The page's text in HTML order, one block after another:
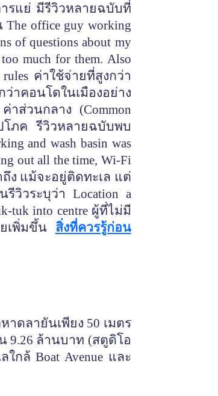
รแย่ มีรีวิวหลายฉบับที่
office guy working
of questions about my
much for them. Also
rules ค่าใช้จ่ายที่สูงกว่า
ว่าคอนโดในเมืองอย่าง
ส่วนกลาง (Common
ภค รีวิวหลายฉบับพบ
and wash basin was
out all the time, Wi-Fi
าถึง แม้จะอยู่ติดทะเล แต่
รีวิวระบุว่า Location a
tuk into centre ผู้ที่ไม่มี
เพิ่มขึ้น สิ่งที่ควรรู้ก่อน
าดลายันเพียง 50 เมตร
9.26 ล้านบาท (สตูดิโอ
กล้ Boat Avenue และ